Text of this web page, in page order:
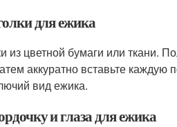
для ежика
из цветной бумаги или
аккуратно вставьте каждую
вид ежика.
и глаза для ежика